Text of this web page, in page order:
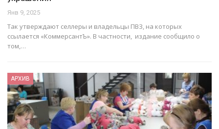
Янв 9, 2025
Так утверждают селлеры и владельцы ПВЗ, на которых
ссылается «КоммерсантЪ». В частности, издание сообщило о
том,…
АРХИВ